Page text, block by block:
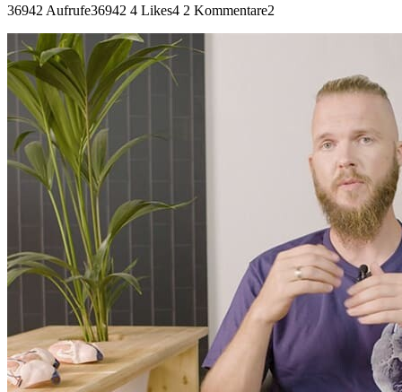
36942 Aufrufe36942 4 Likes4 2 Kommentare2